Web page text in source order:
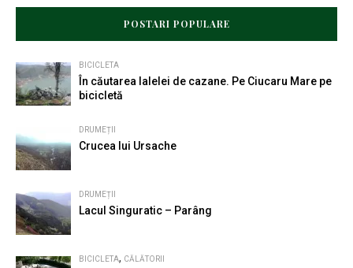
POSTARI POPULARE
BICICLETA
În căutarea lalelei de cazane. Pe Ciucaru Mare pe
bicicletă
DRUMEȚII
Crucea lui Ursache
DRUMEȚII
Lacul Singuratic – Parâng
BICICLETA, CĂLĂTORII